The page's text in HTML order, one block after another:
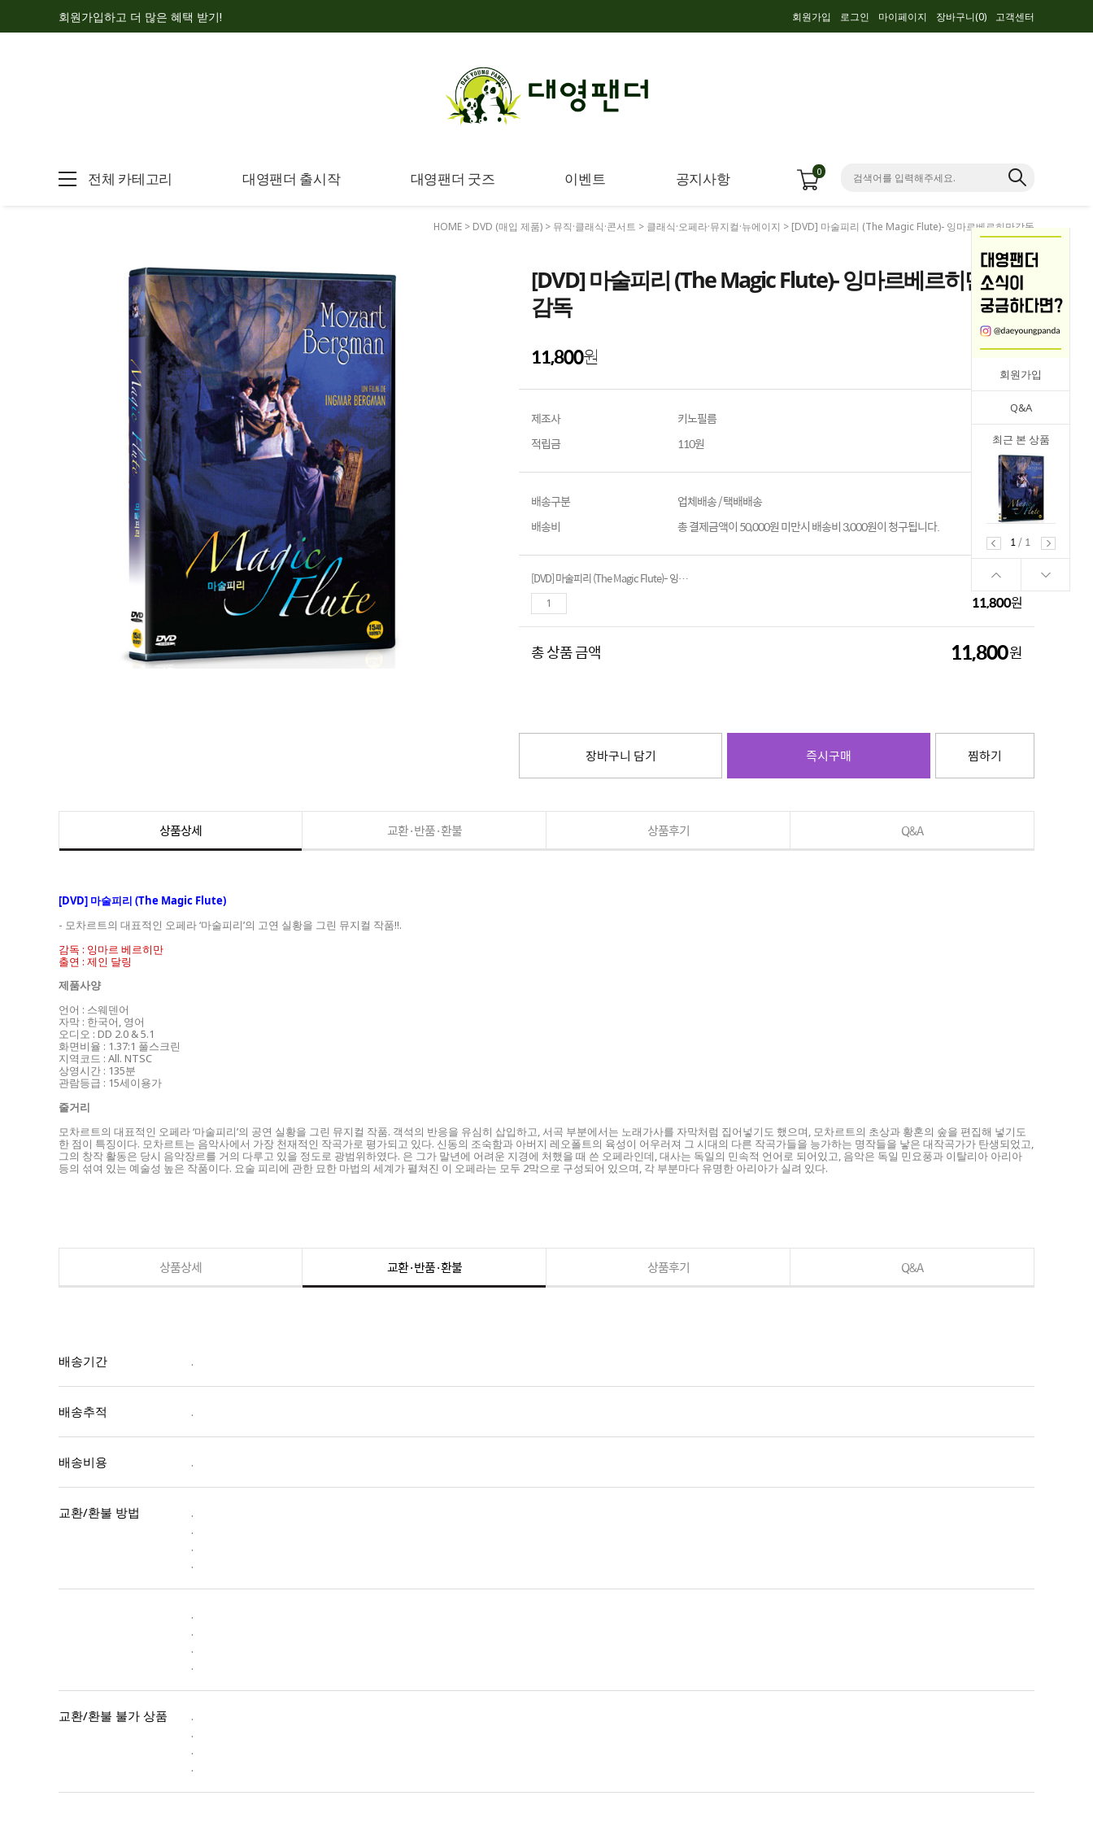
회원가입하고 더 많은 혜택 받기! 회원가입 로그인 마이페이지 장바구니(0) 고객센터
전체 카테고리 대영팬더 출시작 대영팬더 굿즈 이벤트 공지사항 0
회원가입
Q&A
최근 본 상품
1
/ 1
HOME > DVD (매입 제품) > 뮤직·클래식·콘서트 > 클래식·오페라·뮤지컬·뉴에이지 > [DVD] 마술피리 (The Magic Flute)- 잉마르베르히만감독
[DVD] 마술피리 (The Magic Flute)- 잉마르베르히만
감독
11,800원
제조사
키노필름
적립금
110원
배송구분
업체배송 / 택배배송
배송비
총 결제금액이 50,000원 미만시 배송비 3,000원이 청구됩니다.
[DVD] 마술피리 (The Magic Flute)- 잉마르베르히만감독
11,800원
총 상품 금액 11,800원
장바구니 담기 즉시구매 찜하기
상품상세 교환·반품·환불 상품후기 Q&A
[DVD] 마술피리 (The Magic Flute)
- 모차르트의 대표적인 오페라 ‘마술피리’의 고연 실황을 그린 뮤지컬 작품!!.
감독 : 잉마르 베르히만
출연 : 제인 달링
제품사양
언어 : 스웨덴어
자막 : 한국어, 영어
오디오 : DD 2.0 & 5.1
화면비율 : 1.37:1 풀스크린
지역코드 : All. NTSC
상영시간 : 135분
관람등급 : 15세이용가
줄거리
모차르트의 대표적인 오페라 ‘마술피리’의 공연 실황을 그린 뮤지컬 작품. 객석의 반응을 유심히 삽입하고, 서곡 부분에서는 노래가사를 자막처럼 집어넣기도 했으며, 모차르트의 초상과 황혼의 숲을 편집해 넣기도
한 점이 특징이다. 모차르트는 음악사에서 가장 천재적인 작곡가로 평가되고 있다. 신동의 조숙함과 아버지 레오폴트의 육성이 어우러져 그 시대의 다른 작곡가들을 능가하는 명작들을 낳은 대작곡가가 탄생되었고,
그의 창작 활동은 당시 음악장르를 거의 다루고 있을 정도로 광범위하였다. 은 그가 말년에 어려운 지경에 처했을 때 쓴 오페라인데, 대사는 독일의 민속적 언어로 되어있고, 음악은 독일 민요풍과 이탈리아 아리아
등의 섞여 있는 예술성 높은 작품이다. 요술 피리에 관한 묘한 마법의 세계가 펼쳐진 이 오페라는 모두 2막으로 구성되어 있으며, 각 부분마다 유명한 아리아가 실려 있다.
상품상세 교환·반품·환불 상품후기 Q&A
배송기간 .
배송추적 .
배송비용 .
교환/환불 방법
.
.
.
.
.
.
.
.
교환/환불 불가 상품
.
.
.
.